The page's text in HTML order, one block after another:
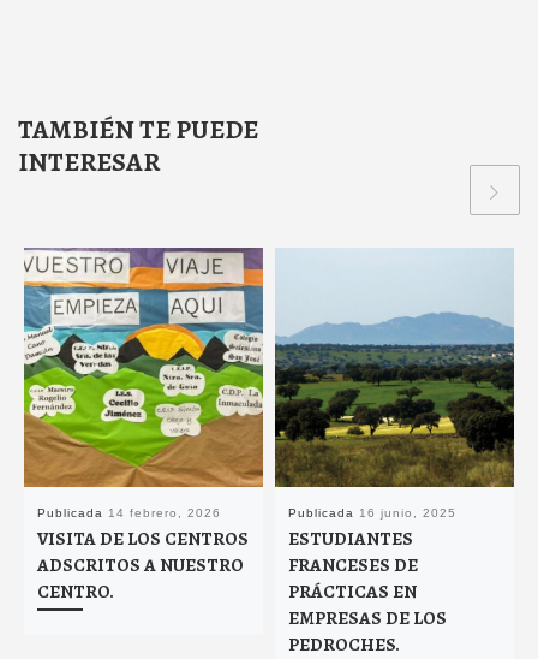
TAMBIÉN TE PUEDE
INTERESAR
Publicada 14 febrero, 2026
VISITA DE LOS CENTROS
ADSCRITOS A NUESTRO
CENTRO.
Publicada 16 junio, 2025
ESTUDIANTES
FRANCESES DE
PRÁCTICAS EN
EMPRESAS DE LOS
PEDROCHES.